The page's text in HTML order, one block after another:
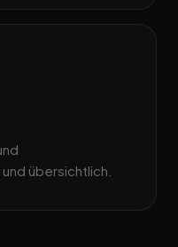
übersichtlich.